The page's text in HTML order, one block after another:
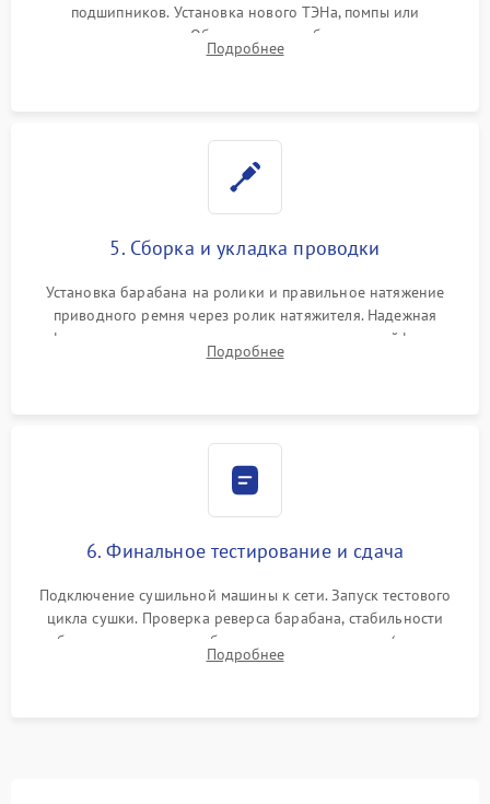
подшипников. Установка нового ТЭНа, помпы или
термодатчиков. Обязательная глубокая очистка
конденсатора, крыльчатки вентилятора и воздуховодов от
Подробнее
5. Сборка и укладка проводки
Установка барабана на ролики и правильное натяжение
приводного ремня через ролик натяжителя. Надежная
фиксация всех узлов, подключение клемм и шлейфов к
модулю управления. Монтаж корпусных панелей, люка и
Подробнее
6. Финальное тестирование и сдача
Подключение сушильной машины к сети. Запуск тестового
цикла сушки. Проверка реверса барабана, стабильности
набора температуры, работы дренажного насоса (откачка
конденсата) и отсутствия посторонних скрипов, стуков или
Подробнее